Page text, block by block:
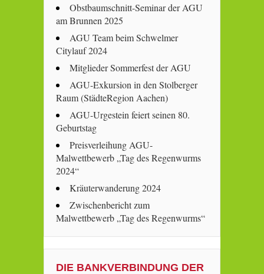
Obstbaumschnitt-Seminar der AGU
am Brunnen 2025
AGU Team beim Schwelmer
Citylauf 2024
Mitglieder Sommerfest der AGU
AGU-Exkursion in den Stolberger
Raum (StädteRegion Aachen)
AGU-Urgestein feiert seinen 80.
Geburtstag
Preisverleihung AGU-
Malwettbewerb „Tag des Regenwurms
2024“
Kräuterwanderung 2024
Zwischenbericht zum
Malwettbewerb „Tag des Regenwurms“
DIE BANKVERBINDUNG DER